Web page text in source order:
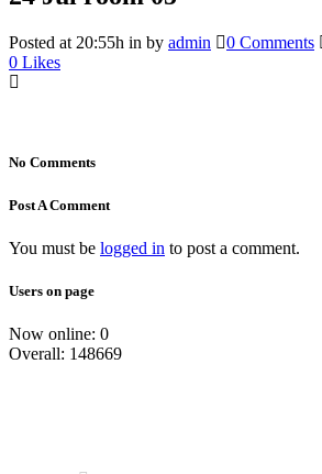
Posted at 20:55h in by admin
0 Comments
0 Likes
No Comments
Post A Comment
You must be logged in to post a comment.
Users on page
Now online: 0
Overall: 148669